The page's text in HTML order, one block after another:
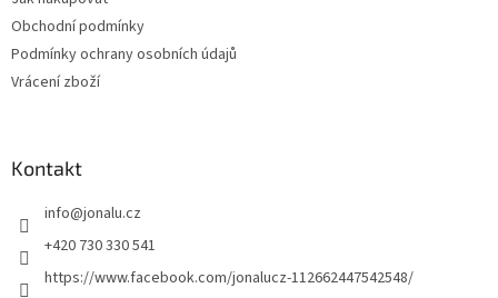
Obchodní podmínky
Podmínky ochrany osobních údajů
Vrácení zboží
Kontakt
info@jonalu.cz
+420 730 330 541
https://www.facebook.com/jonalucz-112662447542548/